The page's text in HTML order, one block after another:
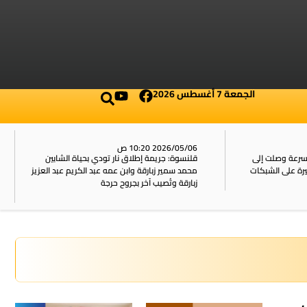
الجمعة 7 أغسطس 2026
وصلت إلى
2026/05/06 10:20 ص
قلنسوة: جريمة إطلاق نار تودي بحياة الشابين
محمد سمير زبارقة وابن عمه عبد الكريم عبد العزيز
زبارقة وتُصيب آخر بجروح حرجة